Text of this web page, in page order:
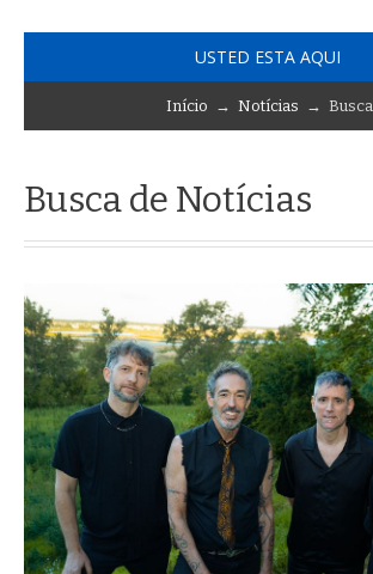
USTED ESTA AQUI
Início → Notícias → Busca
Busca de Notícias